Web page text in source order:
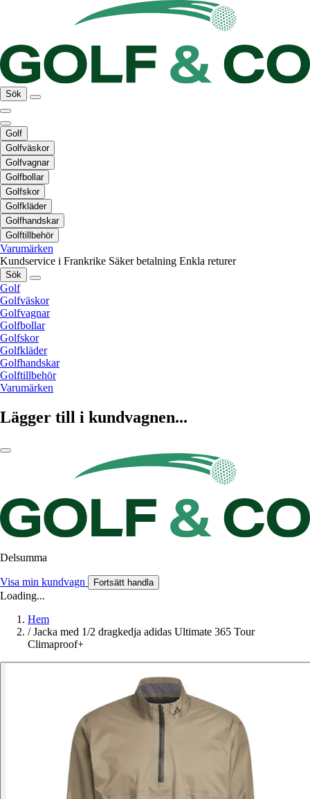
Sök
Golf
Golfväskor
Golfvagnar
Golfbollar
Golfskor
Golfkläder
Golfhandskar
Golftillbehör
Varumärken
Kundservice i Frankrike Säker betalning Enkla returer
Sök
Golf
Golfväskor
Golfvagnar
Golfbollar
Golfskor
Golfkläder
Golfhandskar
Golftillbehör
Varumärken
Lägger till i kundvagnen...
Delsumma
Visa min kundvagn Fortsätt handla
Loading...
Hem
/ Jacka med 1/2 dragkedja adidas Ultimate 365 Tour
Climaproof+